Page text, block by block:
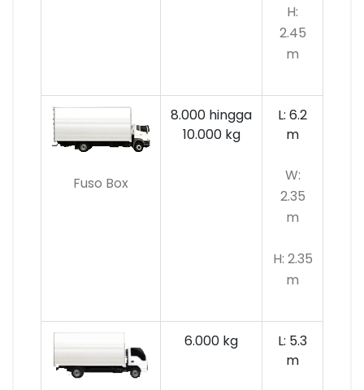
H:
2.45
m
Fuso Box
8.000 hingga
10.000 kg
L: 6.2
m
W:
2.35
m
H: 2.35
m
6.000 kg
L: 5.3
m